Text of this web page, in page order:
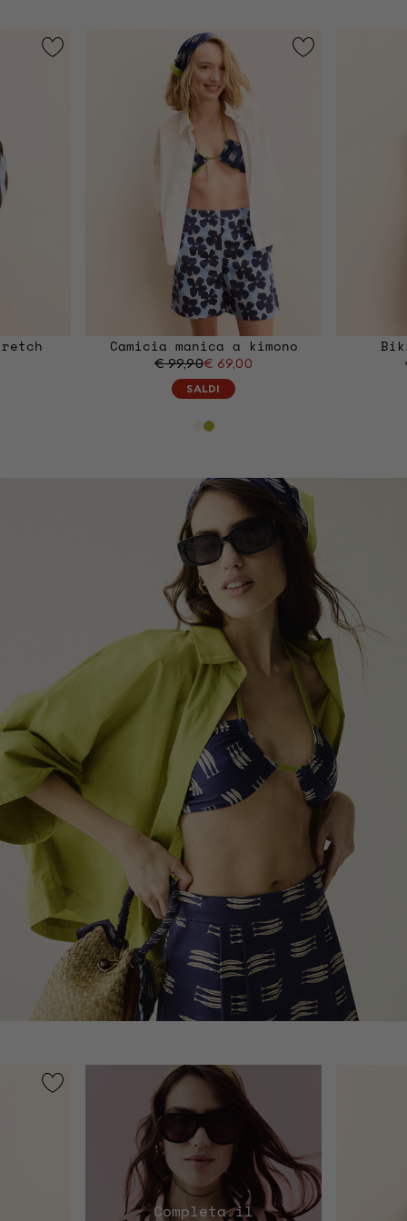
Camicia manica a kimono
€ 99,90€ 69,00
SALDI
Completa il